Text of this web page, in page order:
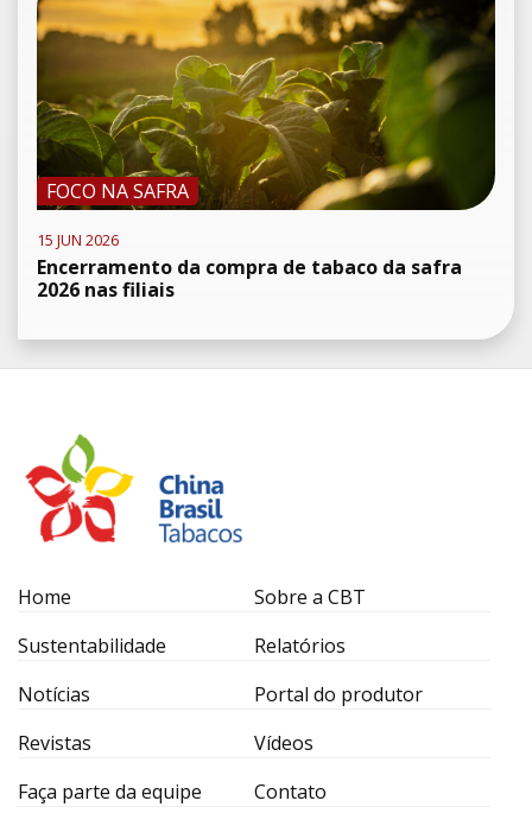
FOCO NA SAFRA
15 JUN 2026
Encerramento da compra de tabaco da safra
2026 nas filiais
Home
Sobre a CBT
Sustentabilidade
Relatórios
Notícias
Portal do produtor
Revistas
Vídeos
Faça parte da equipe
Contato